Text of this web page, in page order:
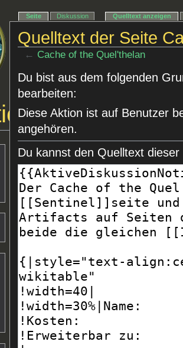
Quelltext der Seite
← Cache of the Quel'thelan
Du bist aus dem folgenden
bearbeiten:
Diese Aktion ist auf Benutzer
angehören.
Du kannst den Quelltext
Seite Diskussion Quelltext anzeigen